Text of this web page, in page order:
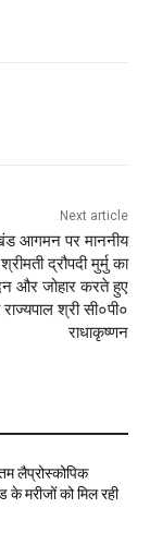
Next article
आगमन पर माननीय
द्रौपदी मुर्मु का
और जोहार करते हुए
श्री सी०पी०
राधाकृष्णन
लैप्रोस्कोपिक
मरीजों को मिल रही